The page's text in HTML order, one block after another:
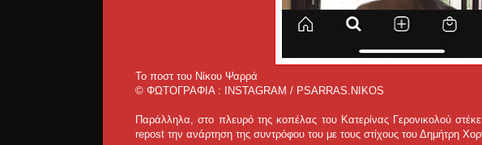
Το ποστ του Νίκου Ψαρρά
© ΦΩΤΟΓΡΑΦΙΑ : INSTAGRAM / PSARRAS.NIKOS
Παράλληλα, στο πλευρό της κοπέλας του Κατερίνας Γερονικολού
repost την ανάρτηση της συντρόφου του με τους στίχους του Δημήτρη